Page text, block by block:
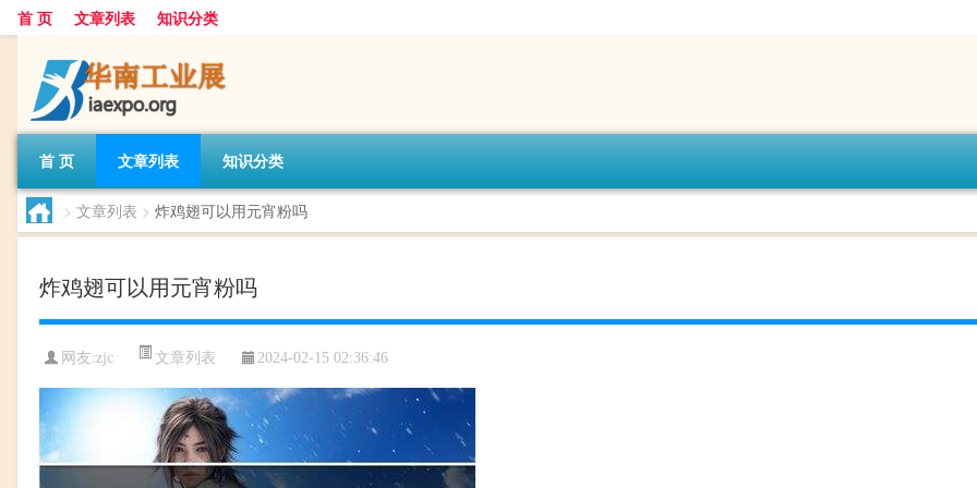
首 页 文章列表 知识分类
首 页 文章列表 知识分类
> 文章列表 > 炸鸡翅可以用元宵粉吗
炸鸡翅可以用元宵粉吗
网友:zjc 文章列表 2024-02-15 02:36:46